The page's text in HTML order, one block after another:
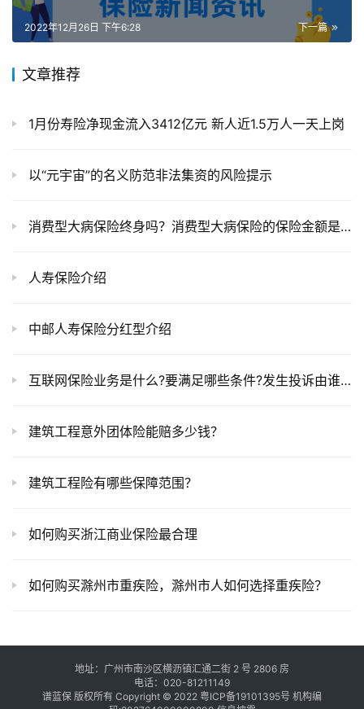
下一篇
2022年12月26日 下午6:28
文章推荐
1月份寿险净现金流入3412亿元 新人近1.5万人一天上岗
以“元宇宙”的名义防范非法集资的风险提示
消费型大病保险终身吗？消费型大病保险的保险金额是多少？
人寿保险介绍
中邮人寿保险分红型介绍
互联网保险业务是什么?要满足哪些条件?发生投诉由谁管?
建筑工程意外团体险能赔多少钱？
建筑工程险有哪些保障范围？
如何购买浙江商业保险最合理
如何购买滁州市重疾险，滁州市人如何选择重疾险？
地址：广州市南沙区横沥镇汇通二街 2 号 2806 房
电话：020-81211149
谱蓝保 版权所有 Copyright © 2022 粤ICP备19101395号 机构编